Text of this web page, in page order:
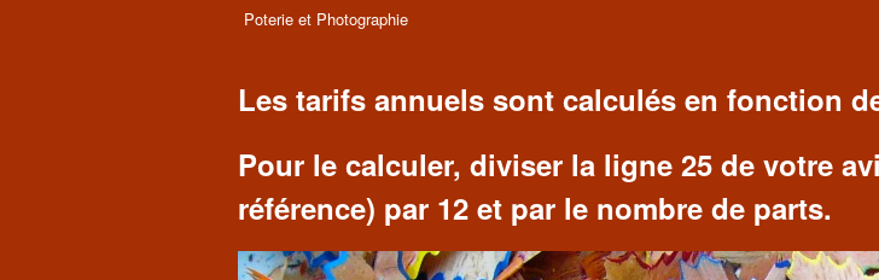
Poterie et Photographie
Les tarifs annuels sont calculés en fonction
Pour le calculer, diviser la ligne 25 de votre
référence) par 12 et par le nombre de parts.